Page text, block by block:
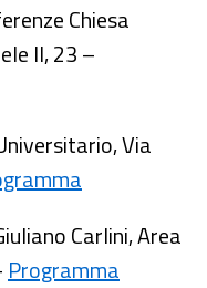
Chiesa
II, 23 –
Via
Carlini, Area
Programma